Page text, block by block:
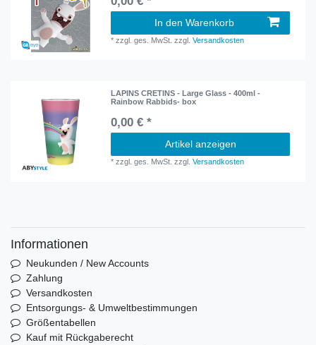
In den Warenkorb
*zzgl. ges. MwSt. zzgl.Versandkosten
LAPINS CRETINS - Large Glass - 400ml -
Rainbow Rabbids- box
0,00 € *
Artikel anzeigen
*zzgl. ges. MwSt. zzgl.Versandkosten
Informationen
Neukunden / New Accounts
Zahlung
Versandkosten
Entsorgungs- & Umweltbestimmungen
Größentabellen
Kauf mit Rückgaberecht